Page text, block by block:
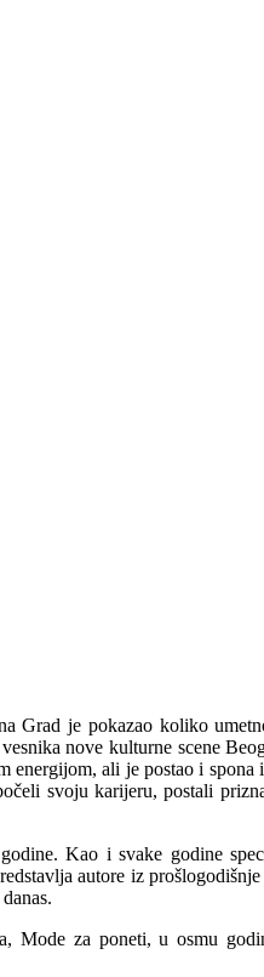
Grad je pokazao koliko
nove kulturne scene
ali je postao i
svoju karijeru, postali
Kao i svake godine
autore iz
Mode za poneti, u osmu